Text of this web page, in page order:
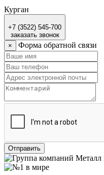
Курган
+7 (3522) 545-700
заказать звонок
×
Форма обратной связи
Отправить